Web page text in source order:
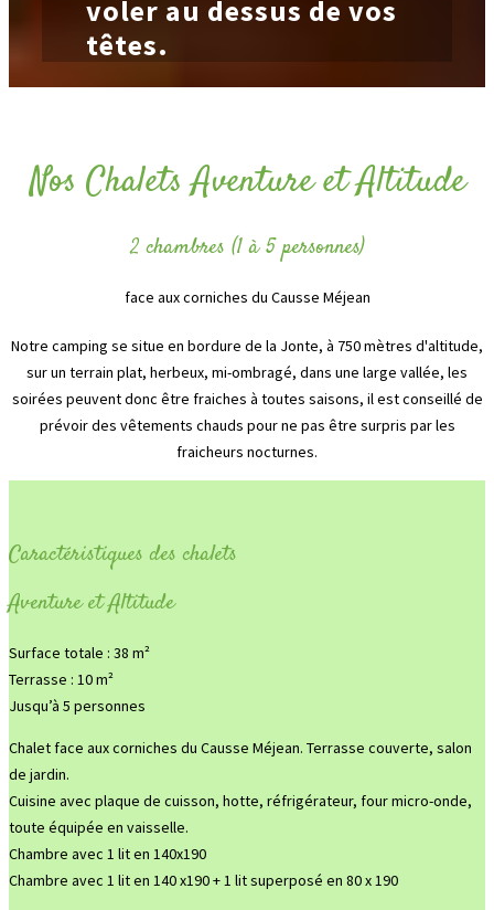
voler au dessus de vos
têtes.
Nos Chalets Aventure et Altitude
2 chambres (1 à 5 personnes)
face aux corniches du Causse Méjean
Notre camping se situe en bordure de la Jonte, à 750 mètres d'altitude,
sur un terrain plat, herbeux, mi-ombragé, dans une large vallée, les
soirées peuvent donc être fraiches à toutes saisons, il est conseillé de
prévoir des vêtements chauds pour ne pas être surpris par les
fraicheurs nocturnes.
Caractéristiques des chalets
Aventure et Altitude
Surface totale : 38 m²
Terrasse : 10 m²
Jusqu’à 5 personnes
Chalet face aux corniches du Causse Méjean. Terrasse couverte, salon
de jardin.
Cuisine avec plaque de cuisson, hotte, réfrigérateur, four micro-onde,
toute équipée en vaisselle.
Chambre avec 1 lit en 140x190
Chambre avec 1 lit en 140 x190 + 1 lit superposé en 80 x 190